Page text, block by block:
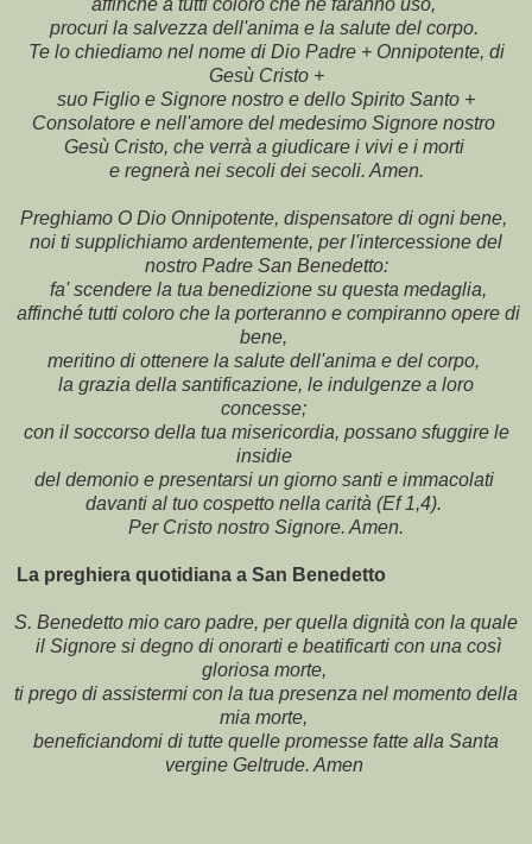
affinché a tutti coloro che ne faranno uso,
procuri la salvez­za dell'anima e la salute del corpo.
Te lo chiediamo nel nome di Dio Padre + Onnipo­tente, di
Gesù Cristo +
suo Figlio e Signore nostro e dello Spirito Santo +
Consolatore e nell'amore del medesimo Signore nostro
Gesù Cristo, che verrà a giudicare i vivi e i morti
e regnerà nei secoli dei secoli. Amen.
Preghiamo O Dio Onnipotente, dispensatore di ogni bene,
noi ti supplichiamo ardentemente, per l'intercessione del
nostro Padre San Bene­detto:
fa' scendere la tua benedizione su que­sta medaglia,
affinché tutti coloro che la por­teranno e compiranno opere di
bene,
meriti­no di ottenere la salute dell'anima e del corpo,
la grazia della santificazione, le indulgenze a loro
concesse;
con il soccorso della tua misericordia, possano sfuggire le
insidie
del demonio e presentarsi un giorno santi e immacolati
davanti al tuo cospetto nella carità (Ef 1,4).
Per Cristo nostro Signore. Amen.
La preghiera quotidiana a San Benedetto
S. Benedetto mio caro padre, per quella dignità con la quale
il Signore si degno di onorarti e beatificarti con una così
gloriosa morte,
ti prego di assistermi con la tua presenza nel momento della
mia morte,
beneficiandomi di tutte quelle promesse fatte alla Santa
vergine Geltrude. Amen